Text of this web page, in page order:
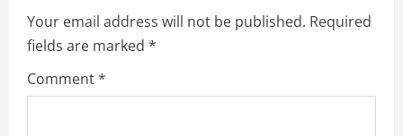
R
e
Your email address will not be published. Required
fields are marked *
Comment*